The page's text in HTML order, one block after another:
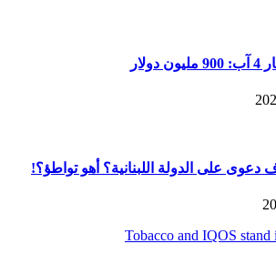
دعوى على الدولة اللبنانية؟ أهو تواطؤ؟!